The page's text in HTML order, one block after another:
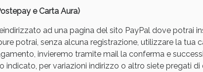
e Carta Aura)
ad una pagina del sito PayPal dove potrai
potrai, senza alcuna registrazione, utilizzare la tua
invieremo tramite mail la conferma e
indicato, per variazioni indirizzo o altro siete pregati
Sconto fino al 55% valido oggi!